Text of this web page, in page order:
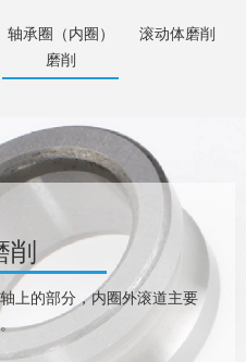
轴承圈（内圈）
磨削
滚动体磨削
削
上的部分，内圈外滚道主要